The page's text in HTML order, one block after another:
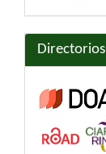
Directorios